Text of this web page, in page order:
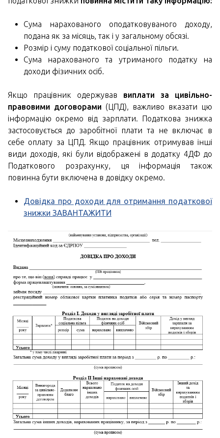
Сума нарахованого оподатковуваного доходу,
подана як за місяць, так і у загальному обсязі.
Розмір і суму податкової соціальної пільги.
Сума нарахованого та утриманого податку на
доходи фізичних осіб.
Якщо працівник одержував виплати за цивільно-
правовими договорами (ЦПД), важливо вказати цю
інформацію окремо від зарплати. Податкова знижка
застосовується до заробітної плати та не включає в
себе оплату за ЦПД. Якщо працівник отримував інші
види доходів, які були відображені в додатку 4ДФ до
Податкового розрахунку, ця інформація також
повинна бути включена в довідку окремо.
Довідка про доходи для отримання податкової
знижки ЗАВАНТАЖИТИ